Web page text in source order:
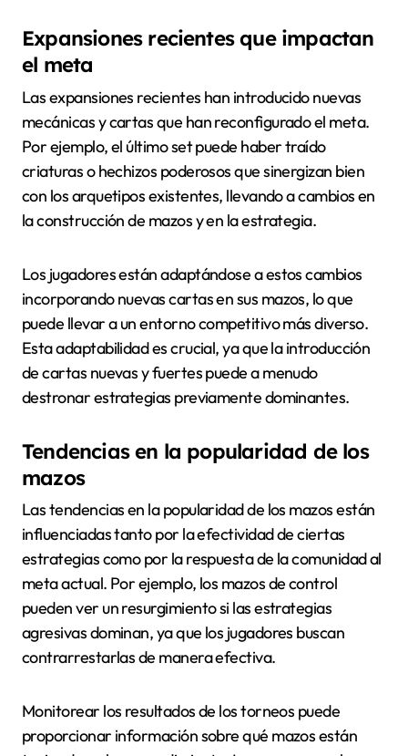
Expansiones recientes que impactan
el meta
Las expansiones recientes han introducido nuevas
mecánicas y cartas que han reconfigurado el meta.
Por ejemplo, el último set puede haber traído
criaturas o hechizos poderosos que sinergizan bien
con los arquetipos existentes, llevando a cambios en
la construcción de mazos y en la estrategia.
Los jugadores están adaptándose a estos cambios
incorporando nuevas cartas en sus mazos, lo que
puede llevar a un entorno competitivo más diverso.
Esta adaptabilidad es crucial, ya que la introducción
de cartas nuevas y fuertes puede a menudo
destronar estrategias previamente dominantes.
Tendencias en la popularidad de los
mazos
Las tendencias en la popularidad de los mazos están
influenciadas tanto por la efectividad de ciertas
estrategias como por la respuesta de la comunidad al
meta actual. Por ejemplo, los mazos de control
pueden ver un resurgimiento si las estrategias
agresivas dominan, ya que los jugadores buscan
contrarrestarlas de manera efectiva.
Monitorear los resultados de los torneos puede
proporcionar información sobre qué mazos están